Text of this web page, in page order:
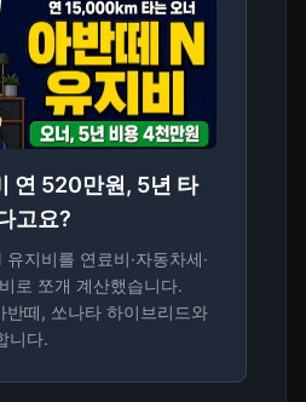
연 520만원, 5년 타
고요?
지비를 연료비·자동차세·
로 쪼개 계산했습니다.
떼, 쏘나타 하이브리드와
니다.